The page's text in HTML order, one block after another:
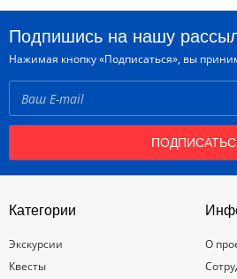
Подпишись на нашу
Нажимая кнопку «Подписаться», вы
Категории
Экскурсии
Квесты
О